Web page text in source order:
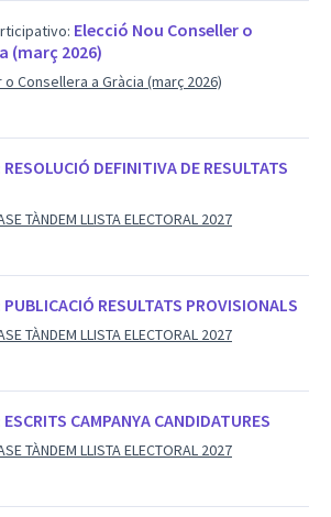
Elecció Nou Conseller o
(març 2026)
Consellera a Gràcia (març 2026)
RESOLUCIÓ DEFINITIVA DE RESULTATS
TÀNDEM LLISTA ELECTORAL 2027
PUBLICACIÓ RESULTATS PROVISIONALS
TÀNDEM LLISTA ELECTORAL 2027
ESCRITS CAMPANYA CANDIDATURES
TÀNDEM LLISTA ELECTORAL 2027